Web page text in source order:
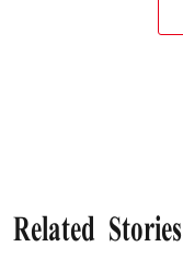
Related Stories